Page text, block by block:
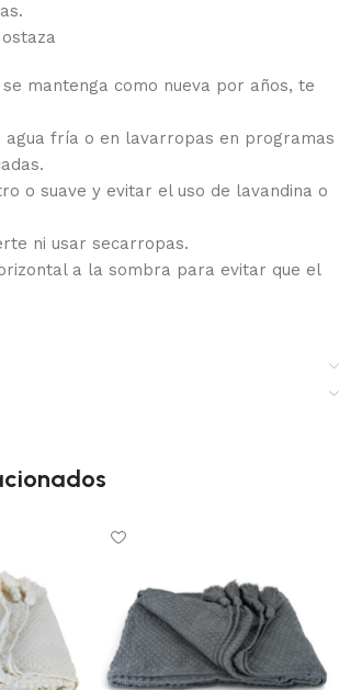
mantenga como nueva por años, te
agua fría o en lavarropas en programas
o suave y evitar el uso de lavandina o
ni usar secarropas.
a la sombra para evitar que el